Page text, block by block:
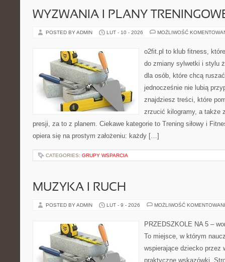
WYZWANIA I PLANY
POSTED BY ADMIN LUT - 10 - 2026 MOŻLIWOŚĆ
o2fit.pl to klub fitness,
do zmiany sylwetki i stylu
dla osób, które chcą
jednocześnie nie lubią
znajdziesz treści, które
zrzucić kilogramy, a także
presji, za to z planem. Ciekawe kategorie to Trening siłowy i
opiera się na prostym założeniu: każdy […]
CATEGORIES: GRUPY WSPARCIA
MUZYKA I RUCH
POSTED BY ADMIN LUT - 9 - 2026 MOŻLIWOŚĆ
PRZEDSZKOLE NA 5 –
To miejsce, w którym
wspierające dziecko przez
praktyczne wskazówki.